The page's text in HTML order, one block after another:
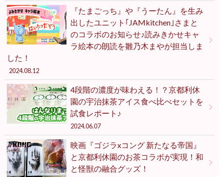
『たまごっち』や『うーたん』を生み
出したユニット｢JAMkitchen｣さまと
のコラボのお知らせ♪読みきかせキャ
ラ絵本の朗読を雛乃木まやが担当しま
した！
2024.08.12
4段階の濃度が味わえる！？京都利休
園の宇治抹茶アイス食べ比べセットを
試食レポート♪
2024.06.07
映画『ゴジラxコング 新たなる帝国』
と京都利休園のお茶コラボが実現！和
と怪獣の融合グッズ！